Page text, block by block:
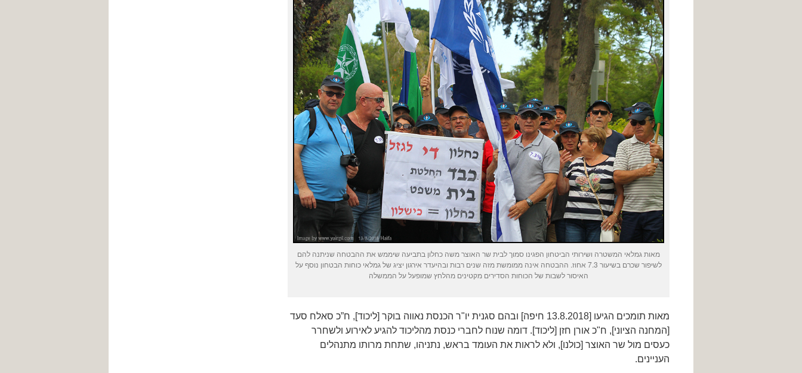
מאות גמלאי המשטרה ושירותי הביטחון הפגינו סמוך לבית שר האוצר משה כחלון בתביעה שיממש את ההבטחה שניתנה להם
לשיפור שכרם בשיעור 7.3 אחוז. ההבטחה אינה ממומשת מזה שנים רבות ובהיעדר אירגון יציג של גמלאי כוחות הבטחון נוסף על
האיסור לשבות של הכוחות הסדירים מקטינים מהלחץ שמופעל על הממשלה
מאות תומכים הגיעו [13.8.2018 חיפה] ובהם סגנית יו"ר הכנסת נאווה בוקר [ליכוד], ח”כ סאלח סעד
[המחנה הציוני], ח"כ אורן חזן [ליכוד]. דומה שנוח לחברי כנסת מהליכוד להגיע לאירוע ולשחרר
כעסים מול שר האוצר [כולנו], ולא לראות את העומד בראש, נתניהו, שתחת מרותו מתנהלים
העניינים.